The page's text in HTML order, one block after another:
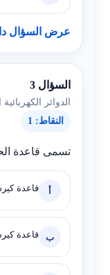
عرض السؤال
السؤال 3
الدوائر
النقاط: 1
تسمى قاعدة
قاعدة
ب قاعدة